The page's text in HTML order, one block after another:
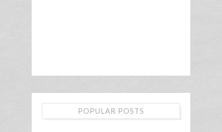
POPULAR POSTS